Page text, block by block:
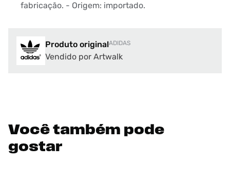
fabricação. - Origem: importado.
Produto originalADIDAS
Vendido por Artwalk
Você também pode
gostar